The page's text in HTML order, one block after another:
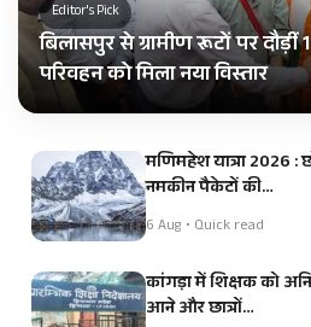
Editor's Pick
बिलासपुर से ग्रामीण रूटों पर दौड़ीं
परिवहन को मिला नया विस्तार
मणिमहेश यात्रा 2026 :
नमकीन पैकेटों की…
6 Aug • Quick read
कांगड़ा में शिक्षक को
आने और छात्रों…